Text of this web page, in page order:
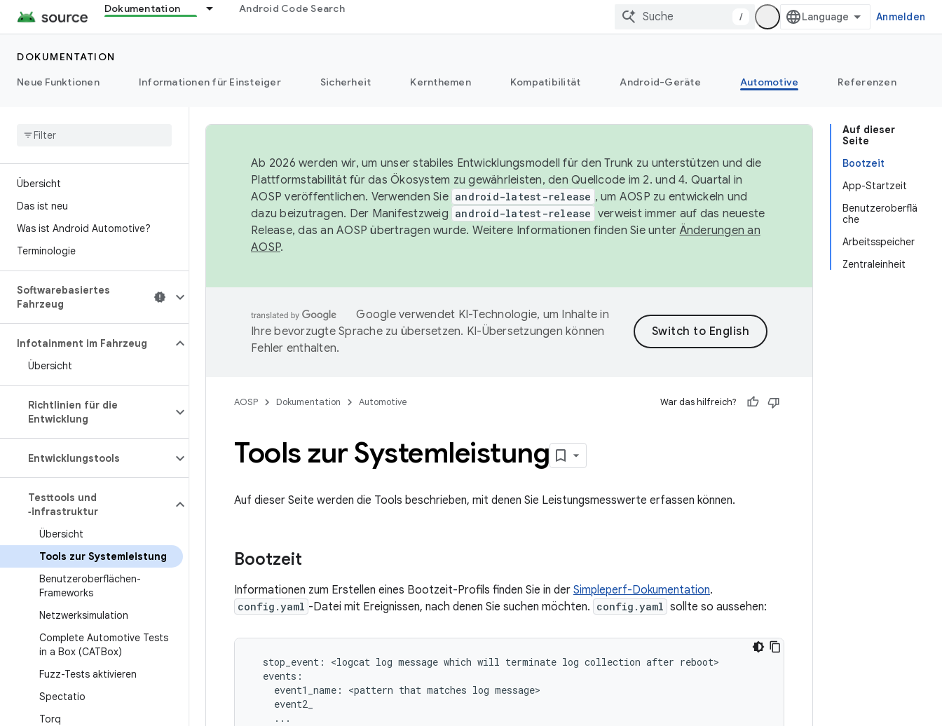
Dokumentation Android Code Search
/ Anmelden
DOKUMENTATION
Neue Funktionen
Informationen für Einsteiger Sicherheit Kernthemen Kompatibilität Android-Geräte Automotive Referenzen
Übersicht
Das ist neu
Was ist Android Automotive?
Terminologie
Softwarebasiertes
Fahrzeug
Infotainment im Fahrzeug
Übersicht
Richtlinien für die
Entwicklung
Entwicklungstools
Testtools und
‑infrastruktur
Übersicht
Tools zur Systemleistung
Benutzeroberflächen-
Frameworks
Netzwerksimulation
Complete Automotive Tests
in a Box (CATBox)
Fuzz-Tests aktivieren
Spectatio
Torq
Auf dieser
Seite
Bootzeit
App-Startzeit
Benutzeroberflä
che
Arbeitsspeicher
Zentraleinheit
Ab 2026 werden wir, um unser stabiles Entwicklungsmodell für den Trunk zu unterstützen und die
Plattformstabilität für das Ökosystem zu gewährleisten, den Quellcode im 2. und 4. Quartal in
AOSP veröffentlichen. Verwenden Sie android-latest-release , um AOSP zu entwickeln und
dazu beizutragen. Der Manifestzweig android-latest-release verweist immer auf das neueste
Release, das an AOSP übertragen wurde. Weitere Informationen finden Sie unter Änderungen an
AOSP.
Google verwendet KI-Technologie, um Inhalte in
Ihre bevorzugte Sprache zu übersetzen. KI-Übersetzungen können
Fehler enthalten.
AOSP Dokumentation Automotive War das hilfreich?
Tools zur Systemleistung
Auf dieser Seite werden die Tools beschrieben, mit denen Sie Leistungsmesswerte erfassen können.
Bootzeit
Informationen zum Erstellen eines Bootzeit-Profils finden Sie in der Simpleperf-Dokumentation.
config.yaml -Datei mit Ereignissen, nach denen Sie suchen möchten. config.yaml sollte so aussehen:
  stop_event: <logcat log message which will terminate log collection after reboot>
  events:
    event1_name: <pattern that matches log message>
    event2_
    ...